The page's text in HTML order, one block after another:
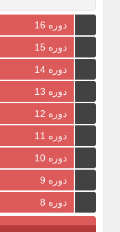
دوره 16
دوره 15
دوره 14
دوره 13
دوره 12
دوره 11
دوره 10
دوره 9
دوره 8